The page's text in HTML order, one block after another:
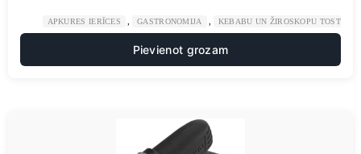
APKURES IERĪCES GASTRONOMIJA KEBABU UN ŽIROSKOPU TOSTERI
Pievienot grozam